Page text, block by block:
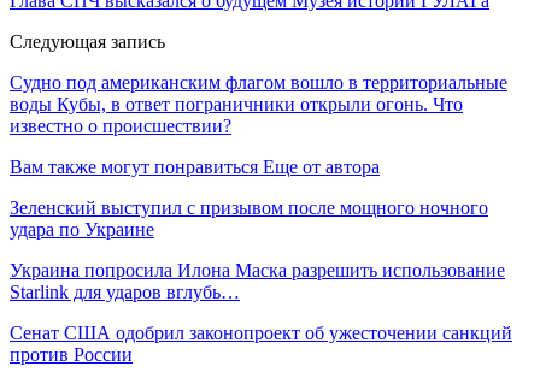
Следующая запись
Судно под американским флагом вошло в территориальные
воды Кубы, в ответ пограничники открыли огонь. Что
известно о происшествии?
Вам также могут понравиться Еще от автора
Зеленский выступил с призывом после мощного ночного
удара по Украине
Украина попросила Илона Маска разрешить использование
Starlink для ударов вглубь…
Сенат США одобрил законопроект об ужесточении санкций
против России